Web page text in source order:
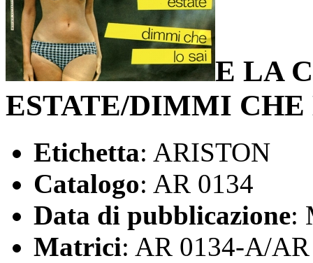
E LA
ESTATE/DIMMI CHE
Etichetta: ARISTON
Catalogo: AR 0134
Data di pubblicazione:
Matrici: AR 0134-A/